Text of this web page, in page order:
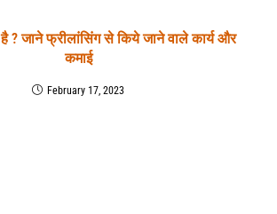
? जाने फ्रीलांसिंग से किये जाने वाले कार्य और
कमाई
February 17, 2023